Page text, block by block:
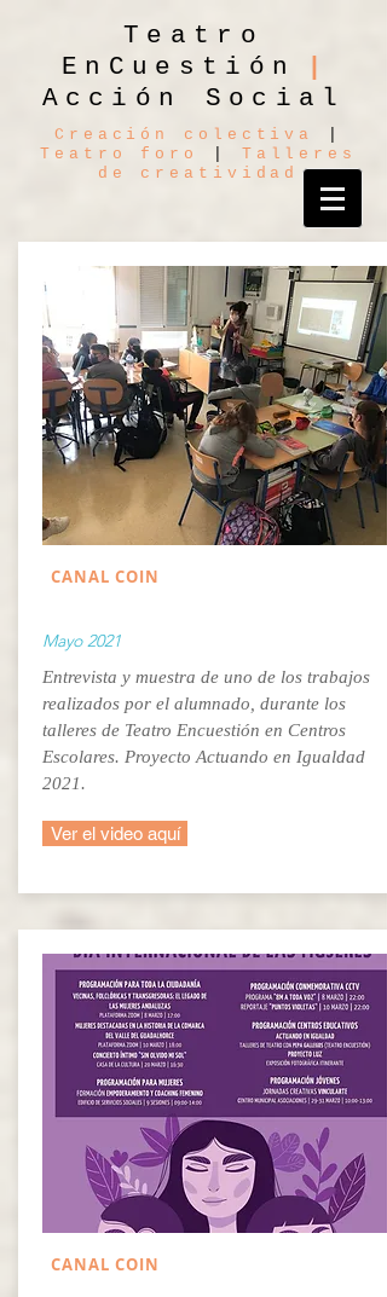
Teatro
EnCuestión
|
Acción Social
Creación colectiva
Teatro foro
Talleres
de creatividad
CANAL COIN
Mayo 2021
Entrevista y muestra de uno de los trabajos
realizados por el alumnado, durante los
talleres de Teatro Encuestión en Centros
Escolares. Proyecto Actuando en Igualdad
2021.
Ver el video aquí
CANAL COIN